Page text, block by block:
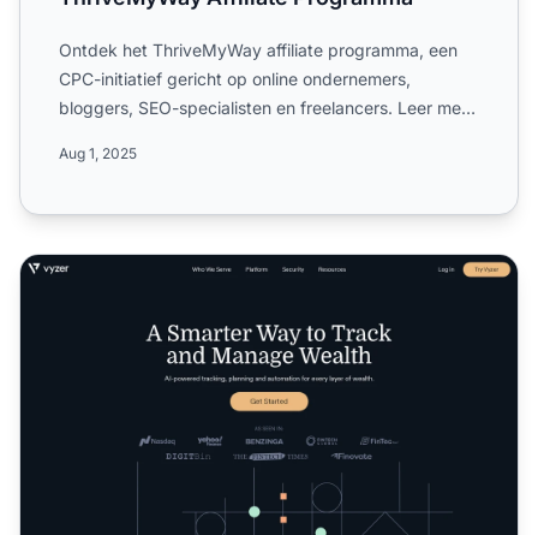
Ontdek het ThriveMyWay affiliate programma, een
CPC-initiatief gericht op online ondernemers,
bloggers, SEO-specialisten en freelancers. Leer meer
Aug 1, 2025
Vyzer Affiliate Programma